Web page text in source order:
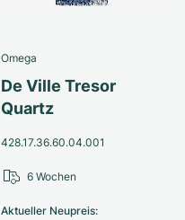
Omega
De Ville Tresor
Quartz
428.17.36.60.04.001
Aktueller Neupreis:
6 Wochen